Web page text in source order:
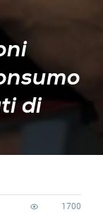
di
1700